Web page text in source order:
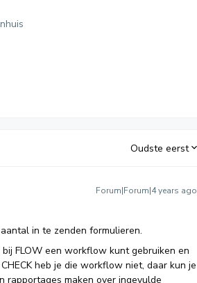
Oudste eerst
Forum|Forum|4 years ago
in te zenden formulieren.
FLOW een workflow kunt gebruiken en
heb je die workflow niet, daar kun je
rapportages maken over ingevulde